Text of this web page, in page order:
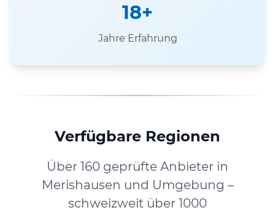
18+
Jahre Erfahrung
Verfügbare Regionen
Über 160 geprüfte Anbieter in
Merishausen und Umgebung –
schweizweit über 1000